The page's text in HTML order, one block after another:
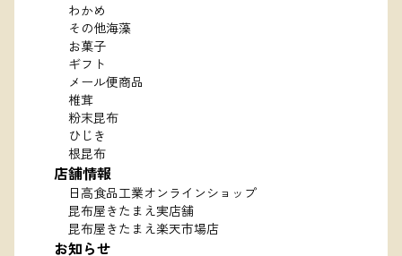
わかめ
その他海藻
お菓子
ギフト
メール便商品
椎茸
粉末昆布
ひじき
根昆布
店舗情報
日高食品工業オンラインショップ
昆布屋きたまえ実店舗
昆布屋きたまえ楽天市場店
お知らせ